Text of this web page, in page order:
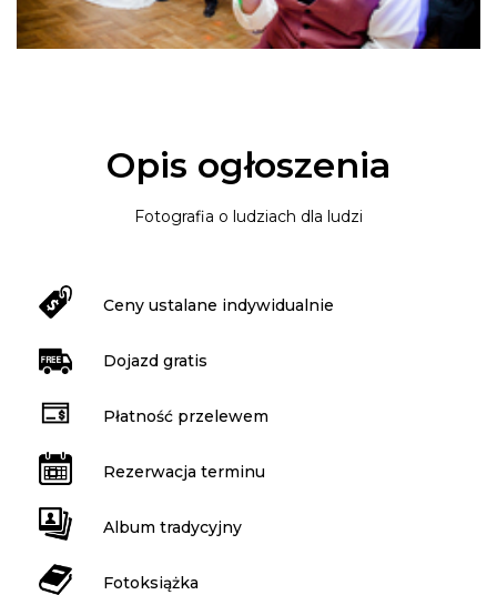
Opis ogłoszenia
Fotografia o ludziach dla ludzi
Ceny ustalane indywidualnie
Dojazd gratis
Płatność przelewem
Rezerwacja terminu
Album tradycyjny
Fotoksiążka